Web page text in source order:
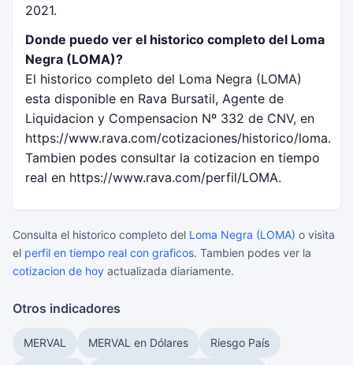
2021.
Donde puedo ver el historico completo del Loma
Negra (LOMA)?
El historico completo del Loma Negra (LOMA)
esta disponible en Rava Bursatil, Agente de
Liquidacion y Compensacion Nº 332 de CNV, en
https://www.rava.com/cotizaciones/historico/loma.
Tambien podes consultar la cotizacion en tiempo
real en https://www.rava.com/perfil/LOMA.
Consulta el historico completo del Loma Negra (LOMA) o visita
el perfil en tiempo real con graficos. Tambien podes ver la
cotizacion de hoy actualizada diariamente.
Otros indicadores
MERVAL MERVAL en Dólares Riesgo País